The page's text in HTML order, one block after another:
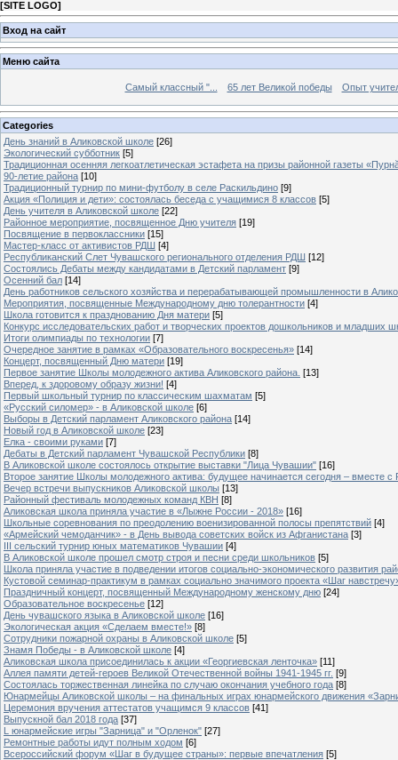
[SITE LOGO]
Вход на сайт
Меню сайта
Самый классный "... 65 лет Великой победы Опыт
Categories
День знаний в Аликовской школе [26]
Экологический субботник [5]
Традиционная осенняя легкоатлетическая эстафета на призы районной газеты
90-летие района [10]
Традиционный турнир по мини-футболу в селе Раскильдино [9]
Акция «Полиция и дети»: состоялась беседа с учащимися 8 классов [5]
День учителя в Аликовской школе [22]
Районное мероприятие, посвященное Дню учителя [19]
Посвящение в первоклассники [15]
Мастер-класс от активистов РДШ [4]
Республиканский Слет Чувашского регионального отделения РДШ [12]
Состоялись Дебаты между кандидатами в Детский парламент [9]
Осенний бал [14]
День работников сельского хозяйства и перерабатывающей промышленности в
Мероприятия, посвященные Международному дню толерантности [4]
Школа готовится к празднованию Дня матери [5]
Конкурс исследовательских работ и творческих проектов дошкольников и младших
Итоги олимпиады по технологии [7]
Очередное занятие в рамках «Образовательного воскресенья» [14]
Концерт, посвященный Дню матери [19]
Первое занятие Школы молодежного актива Аликовского района. [13]
Вперед, к здоровому образу жизни! [4]
Первый школьный турнир по классическим шахматам [5]
«Русский силомер» - в Аликовской школе [6]
Выборы в Детский парламент Аликовского района [14]
Новый год в Аликовской школе [23]
Елка - своими руками [7]
Дебаты в Детский парламент Чувашской Республики [8]
В Аликовской школе состоялось открытие выставки "Лица Чувашии" [16]
Второе занятие Школы молодежного актива: будущее начинается сегодня – вместе
Вечер встречи выпускников Аликовской школы [13]
Районный фестиваль молодежных команд КВН [8]
Аликовская школа приняла участие в «Лыжне России - 2018» [16]
Школьные соревнования по преодолению военизированной полосы препятствий [4]
«Армейский чемоданчик» - в День вывода советских войск из Афганистана [3]
III сельский турнир юных математиков Чувашии [4]
В Аликовской школе прошел смотр строя и песни среди школьников [5]
Школа приняла участие в подведении итогов социально-экономического развития
Кустовой семинар-практикум в рамках социально значимого проекта «Шаг
Праздничный концерт, посвященный Международному женскому дню [24]
Образовательное воскресенье [12]
День чувашского языка в Аликовской школе [16]
Экологическая акция «Сделаем вместе!» [8]
Сотрудники пожарной охраны в Аликовской школе [5]
Знамя Победы - в Аликовской школе [4]
Аликовская школа присоединилась к акции «Георгиевская ленточка» [11]
Аллея памяти детей-героев Великой Отечественной войны 1941-1945 гг. [9]
Cостоялась торжественная линейка по случаю окончания учебного года [8]
Юнармейцы Аликовской школы – на финальных играх юнармейского движения
Церемония вручения аттестатов учащимся 9 классов [41]
Выпускной бал 2018 года [37]
L юнармейские игры "Зарница" и "Орленок" [27]
Ремонтные работы идут полным ходом [6]
Всероссийский форум «Шаг в будущее страны»: первые впечатления [5]